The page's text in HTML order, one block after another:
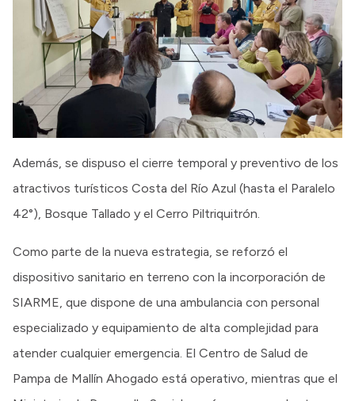
Además, se dispuso el cierre temporal y preventivo de los
atractivos turísticos Costa del Río Azul (hasta el Paralelo
42°), Bosque Tallado y el Cerro Piltriquitrón.
Como parte de la nueva estrategia, se reforzó el
dispositivo sanitario en terreno con la incorporación de
SIARME, que dispone de una ambulancia con personal
especializado y equipamiento de alta complejidad para
atender cualquier emergencia. El Centro de Salud de
Pampa de Mallín Ahogado está operativo, mientras que el